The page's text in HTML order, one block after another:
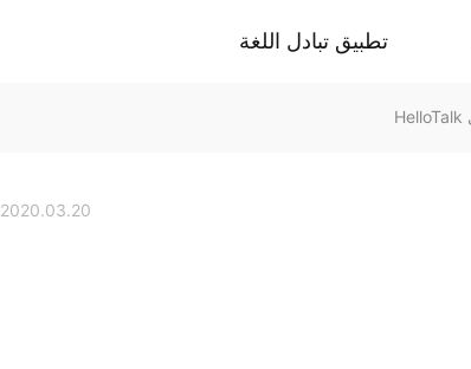
تطبيق تبادل اللغة
2020.03.20 06:52